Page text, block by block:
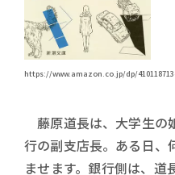
https://www.amazon.co.jp/dp/
藤原道長は、大学生の
行の副支店長。ある日、
ませます。銀行側は、